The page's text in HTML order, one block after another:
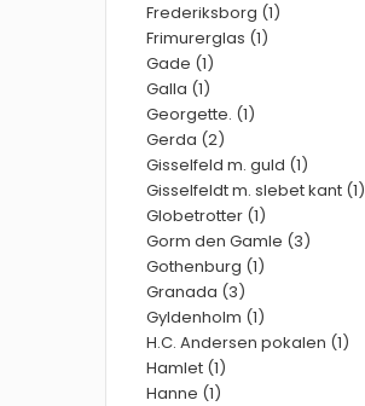
Frederiksborg (1)
Frimurerglas (1)
Gade (1)
Galla (1)
Georgette. (1)
Gerda (2)
Gisselfeld m. guld (1)
Gisselfeldt m. slebet kant (1)
Globetrotter (1)
Gorm den Gamle (3)
Gothenburg (1)
Granada (3)
Gyldenholm (1)
H.C. Andersen pokalen (1)
Hamlet (1)
Hanne (1)